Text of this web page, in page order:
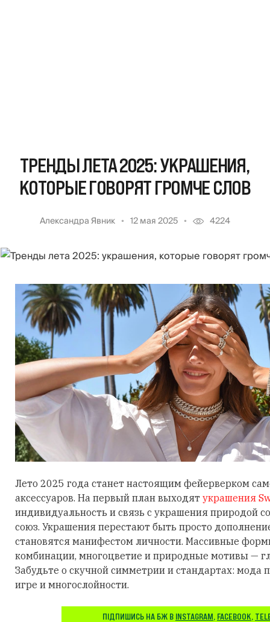
ТРЕНДЫ ЛЕТА 2025: УКРАШЕНИЯ,
КОТОРЫЕ ГОВОРЯТ ГРОМЧЕ СЛОВ
Александра Явник 12 мая 2025 4224
Лето 2025 года станет настоящим фейерверком
аксессуаров. На первый план выходят украшения
индивидуальность и связь с украшения природой
союз. Украшения перестают быть просто
становятся манифестом личности. Массивные
комбинации, многоцветие и природные мотивы —
Забудьте о скучной симметрии и стандартах: мода
игре и многослойности.
ПІДПИШИСЬ НА БЖ В INSTAGRAM, FACEBOOK,